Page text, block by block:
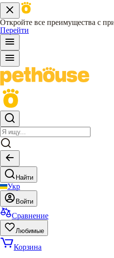
Откройте все преимущества с
Перейти
Найти
Укр
Войти
Сравнение
Любимые
Корзина